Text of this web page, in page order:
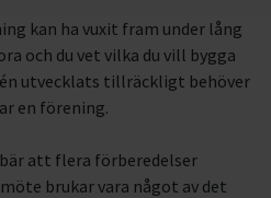
kan ha vuxit fram under lång
och du vet vilka du vill bygga
utvecklats tillräckligt behöver
en förening.
att flera förberedelser
brukar vara något av det